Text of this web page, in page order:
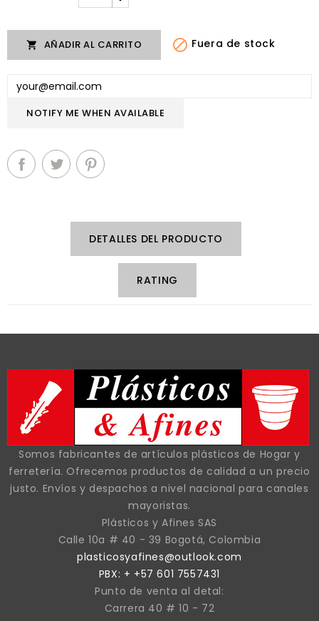
 AÑADIR AL CARRITO  Fuera de stock
NOTIFY ME WHEN AVAILABLE
DETALLES DEL PRODUCTO
RATING
Somos fabricantes de artículos plásticos de Hogar y
ferretería. Ofrecemos productos de calidad a un precio
justo. Envíos y despachos a nivel nacional para canales
mayoristas.
Plásticos y Afines SAS
Calle 10a # 40 - 39 Bogotá, Colombia
plasticosyafines@outlook.com
PBX: + +57 601 7557431
Punto de venta al detal:
Carrera 40 # 10 - 72